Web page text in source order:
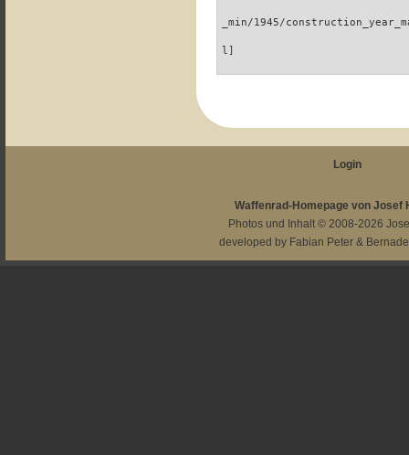
_min/1945/
l]
Login
Waffenrad-Homepage von Josef
Photos und Inhalt © 2008-2026
developed by Fabian Peter &